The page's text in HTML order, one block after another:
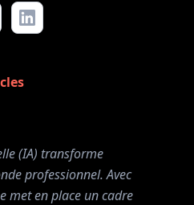
(IA) transforme
professionnel. Avec
met en place un cadre